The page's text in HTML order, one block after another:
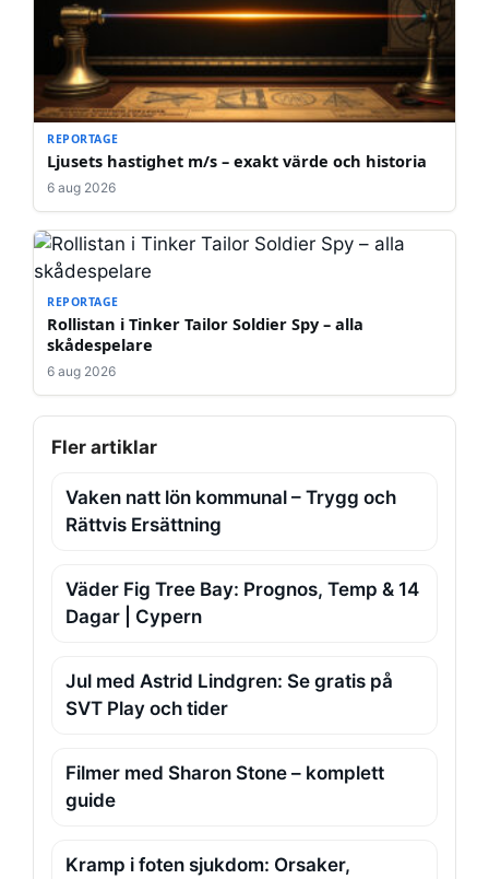
REPORTAGE
Ljusets hastighet m/s – exakt värde och historia
6 aug 2026
REPORTAGE
Rollistan i Tinker Tailor Soldier Spy – alla
skådespelare
6 aug 2026
Fler artiklar
Vaken natt lön kommunal – Trygg och
Rättvis Ersättning
Väder Fig Tree Bay: Prognos, Temp & 14
Dagar | Cypern
Jul med Astrid Lindgren: Se gratis på
SVT Play och tider
Filmer med Sharon Stone – komplett
guide
Kramp i foten sjukdom: Orsaker,